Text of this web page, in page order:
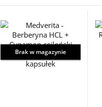
Brak w magazynie